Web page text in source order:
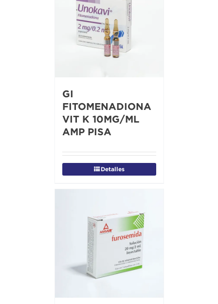
GI
FITOMENADIONA
VIT K 10MG/ML
AMP PISA
Detalles